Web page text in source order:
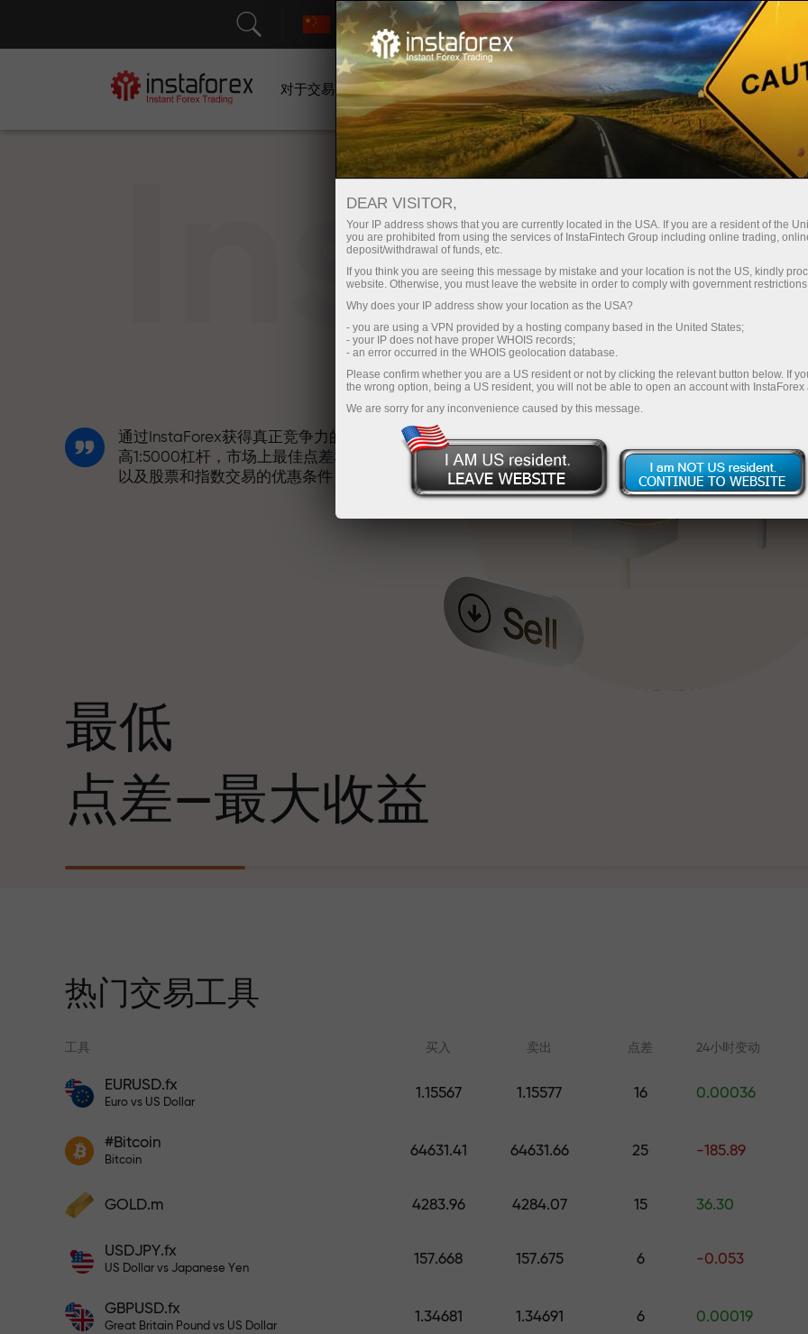
支持 即时开户 交易平台
对于交易者 对于合作伙伴 广告
通过InstaForex获得真正竞争力的机会：最
高1:5000杠杆，市场上最佳点差和手续费，
以及股票和指数交易的优惠条件
Loprais将刺激与纪律元素带入交易世界，
作为InstaForex合作伙伴，激励客户实现雄
心勃勃的目标
风险保险计划补偿您的亏损，并保证6个月
内利润增长3倍。放心交易—您的资金受到
充值账户—获得比存款大1000倍的奖金。
X1000不是印刷错误。存款越大，倍数越
最低
点差—最大收益
每笔存款
交易速度
与赛道速度
您的专属礼物大奖
无风险交易—
热门交易工具
工具 买入 卖出 点差 24小时变动
EURUSD.fx
Euro vs US Dollar
1.15567 1.15577 16 0.00036
#Bitcoin
Bitcoin
64631.41 64631.66 25 -185.89
GOLD.m 4283.96 4284.07 15 36.30
USDJPY.fx
US Dollar vs Japanese Yen
157.668 157.675 6 -0.053
GBPUSD.fx
Great Britain Pound vs US Dollar
1.34681 1.34691 6 0.00019
从零开始学习交易—适合所有水
外汇、加密货币和期
DEAR VISITOR,
Your IP address shows that you are currently located in the USA. If you are a resident of the
you are prohibited from using the services of InstaFintech Group including online trading,
deposit/withdrawal of funds, etc.
If you think you are seeing this message by mistake and your location is not the US, kindly
website. Otherwise, you must leave the website in order to comply with government
Why does your IP address show your location as the USA?
- you are using a VPN provided by a hosting company based in the United States;
- your IP does not have proper WHOIS records;
- an error occurred in the WHOIS geolocation database.
Please confirm whether you are a US resident or not by clicking the relevant button below. If
the wrong option, being a US resident, you will not be able to open an account with InstaForex
We are sorry for any inconvenience caused by this message.